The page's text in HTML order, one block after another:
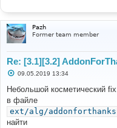
Pazh
Former team member
Re: [3.1][3.2]
С
о
б
щ
е
н
и
09.05.2019 13:34
Небольшой косметический
в файле
ext/alg/
найти